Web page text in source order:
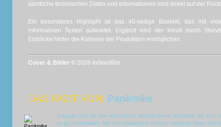
sämtliche technischen Daten und Informationen sind direkt auf der
Ein besonderes Highlight ist das 40-seitige Booklet, das mit
informativen Texten aufwartet. Ergänzt wird der Inhalt durch
Einblicke hinter die Kulissen der Produktion ermöglichen.
Cover & Bilder © 2026 Indeedfilm
DAS FAZIT VON: Panikmike
Tragedy Girls ist eine erfrischend andere Horror-Komödie, die sich
so gut funktioniert. Mit viel schwarzem Humor, cleveren Ideen und